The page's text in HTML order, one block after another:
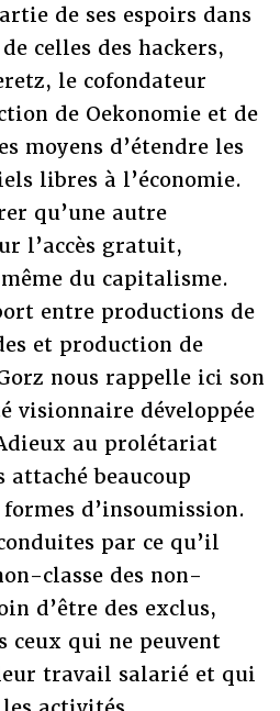
de ses espoirs dans
celles des hackers,
le cofondateur
de Oekonomie et de
moyens d’étendre les
libres à l’économie.
qu’une autre
l’accès gratuit,
du capitalisme.
entre productions de
et production de
nous rappelle ici son
visionnaire développée
au prolétariat
beaucoup
d’insoumission.
par ce qu’il
classe des non-
d’être des exclus,
ceux qui ne peuvent
travail salarié et qui